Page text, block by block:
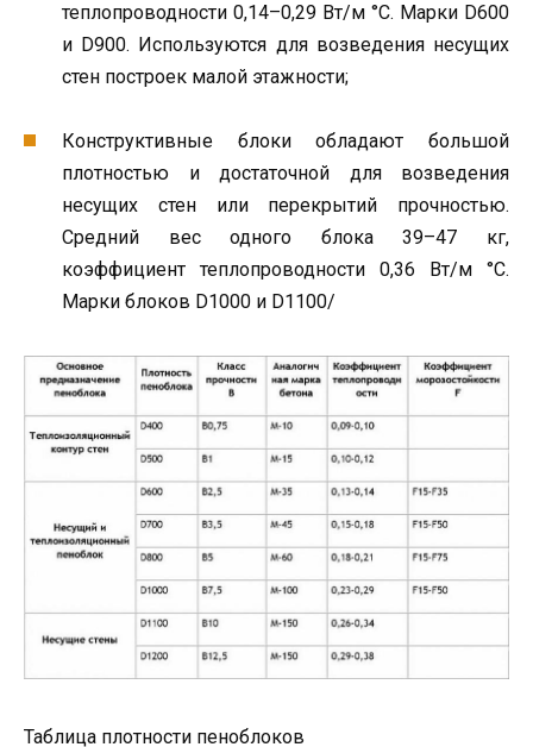
теплопроводности 0,14–0,29 Вт/м °С. Марки D600
и D900. Используются для возведения несущих
стен построек малой этажности;
Конструктивные блоки обладают большой
плотностью и достаточной для возведения
несущих стен или перекрытий прочностью.
Средний вес одного блока 39–47 кг,
коэффициент теплопроводности 0,36 Вт/м °С.
Марки блоков D1000 и D1100/
Таблица плотности пеноблоков